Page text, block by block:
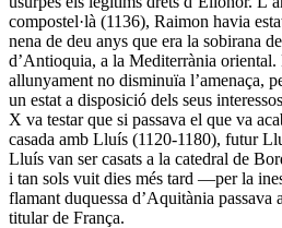
compostel·là (1136), Raimon havia
nena de deu anys que era la sobirana
d’Antioquia, a la Mediterrània oriental.
allunyament no disminuïa l’amenaça,
un estat a disposició dels seus
X va testar que si passava el que va
casada amb Lluís (1120-1180), futur
Lluís van ser casats a la catedral de
i tan sols vuit dies més tard —per la
flamant duquessa d’Aquitània passava
titular de França.